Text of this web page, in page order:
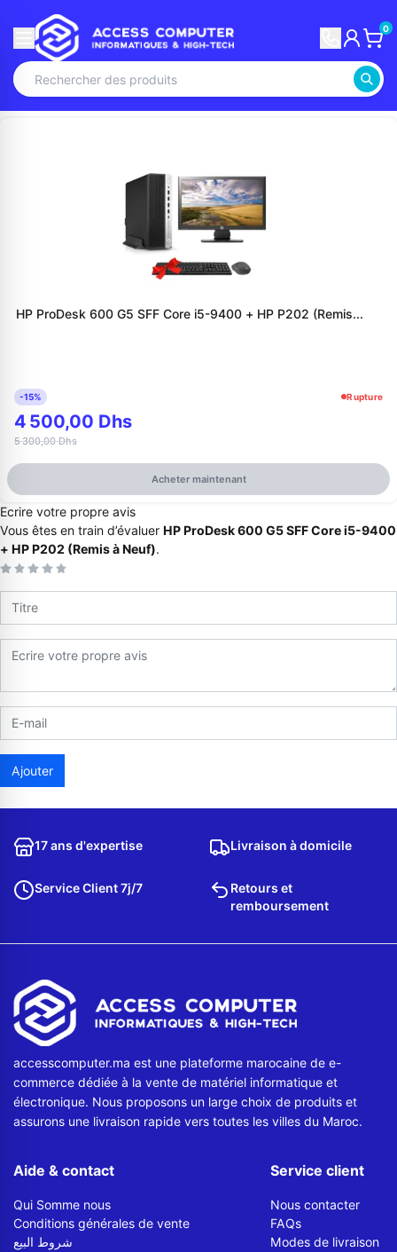
0
Appelez-nous au
06 37 08 07 06
Envoyer un message
HP ProDesk 600 G5 SFF Core i5-9400 + HP P202 (Remis...
-15% Rupture
4 500,00 Dhs
5 300,00 Dhs
Acheter maintenant
Ecrire votre propre avis
Vous êtes en train d’évaluer HP ProDesk 600 G5 SFF Core i5-9400
+ HP P202 (Remis à Neuf).
Ajouter
17 ans d'expertise Livraison à domicile
Service Client 7j/7
Retours et
remboursement
accesscomputer.ma est une plateforme marocaine de e-
commerce dédiée à la vente de matériel informatique et
électronique. Nous proposons un large choix de produits et
assurons une livraison rapide vers toutes les villes du Maroc.
Aide & contact
Qui Somme nous
Conditions générales de vente
شروط البيع
Service client
Nous contacter
FAQs
Modes de livraison